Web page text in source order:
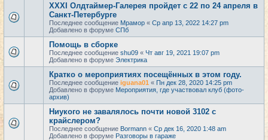
XXXI Олдтаймер-Галерея пройдет с 22 по 24 апреля в
Санкт-Петербурге
Последнее сообщение Мрамор « Ср апр 13, 2022 14:27 pm
Добавлено в форуме СПб
Помощь в сборке
Последнее сообщение shu09 « Чт авг 19, 2021 19:07 pm
Добавлено в форуме Электрика
Кратко о мероприятиях посещённых в этом году.
Последнее сообщение iguana01 « Пн дек 28, 2020 14:25 pm
Добавлено в форуме Мероприятия, где участвовал клуб (фото-
архив)
Ниукого не завалялось почти новой 3102 с
крайслером?
Последнее сообщение Bormann « Ср дек 16, 2020 1:48 am
Добавлено в форуме Разговоры в гараже